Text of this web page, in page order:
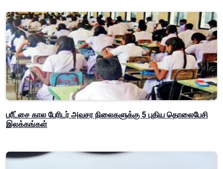
பரீட்சை கால பேரிடர் அவசர நிலைகளுக்கு 5 புதிய தொலைபேசி
இலக்கங்கள்